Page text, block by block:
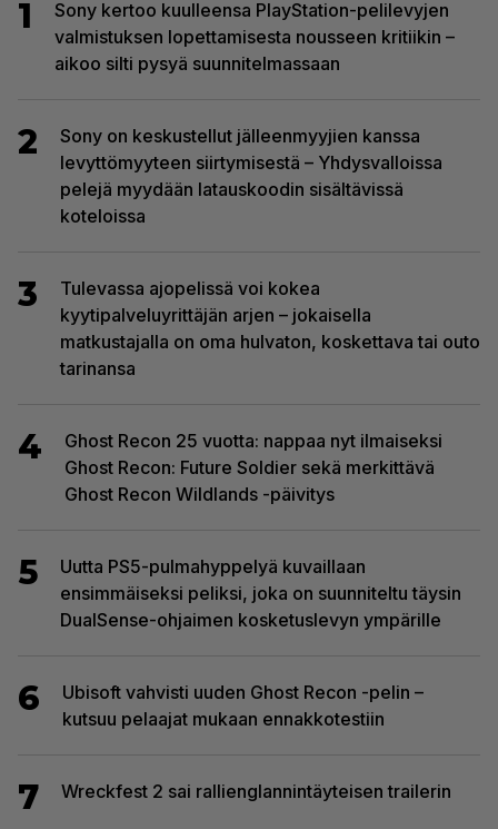
1
Sony kertoo kuulleensa PlayStation-pelilevyjen
valmistuksen lopettamisesta nousseen kritiikin –
aikoo silti pysyä suunnitelmassaan
2
Sony on keskustellut jälleenmyyjien kanssa
levyttömyyteen siirtymisestä – Yhdysvalloissa
pelejä myydään latauskoodin sisältävissä
koteloissa
3
Tulevassa ajopelissä voi kokea
kyytipalveluyrittäjän arjen – jokaisella
matkustajalla on oma hulvaton, koskettava tai outo
tarinansa
4
Ghost Recon 25 vuotta: nappaa nyt ilmaiseksi
Ghost Recon: Future Soldier sekä merkittävä
Ghost Recon Wildlands -päivitys
5
Uutta PS5-pulmahyppelyä kuvaillaan
ensimmäiseksi peliksi, joka on suunniteltu täysin
DualSense-ohjaimen kosketuslevyn ympärille
6
Ubisoft vahvisti uuden Ghost Recon -pelin –
kutsuu pelaajat mukaan ennakkotestiin
7 Wreckfest 2 sai rallienglannintäyteisen trailerin